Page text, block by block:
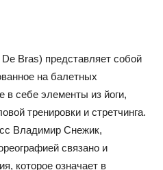
Bras) представляет собой
на балетных
себе элементы из йоги,
тренировки и стретчинга.
Владимир Снежик,
связано и
которое означает в